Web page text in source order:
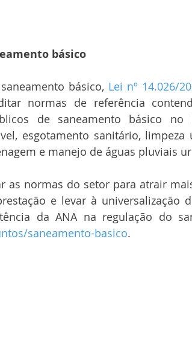
básico
básico, Lei nº 14.026/
normas de referência
de saneamento básico no
esgotamento sanitário,
e manejo de águas pluviais
as normas do setor para atrair
e levar à universalização
da ANA na regulação do
saneamento-basico.